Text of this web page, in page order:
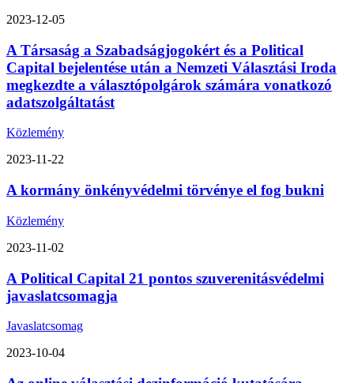
2023-12-05
A Társaság a Szabadságjogokért és a Political
Capital bejelentése után a Nemzeti Választási Iroda
megkezdte a választópolgárok számára vonatkozó
adatszolgáltatást
Közlemény
2023-11-22
A kormány önkényvédelmi törvénye el fog bukni
Közlemény
2023-11-02
A Political Capital 21 pontos szuverenitásvédelmi
javaslatcsomagja
Javaslatcsomag
2023-10-04